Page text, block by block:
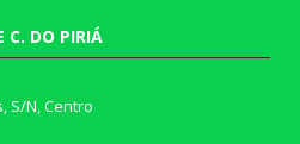
C. DO PIRIÁ
S/N, Centro